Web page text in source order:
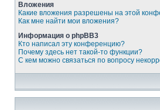
Вложения
Какие вложения разрешены на этой
Как мне найти мои вложения?
Информация о phpBB3
Кто написал эту конференцию?
Почему здесь нет такой-то функции?
С кем можно связаться по вопросу